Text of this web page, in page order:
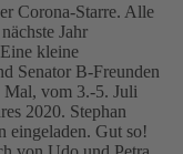
Corona-Starre. Alle
Jahr
kleine
Senator B-Freunden
Mal, vom 3.-5. Juli
2020. Stephan
eingeladen. Gut so!